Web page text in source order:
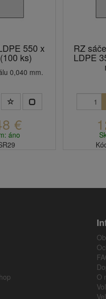
550 x
ks)
0,040 mm.
€
áno
RZ
LDPE
O